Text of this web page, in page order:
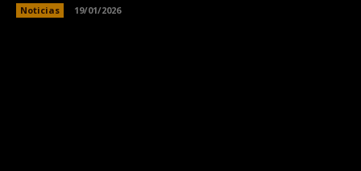
Noticias 19/01/2026